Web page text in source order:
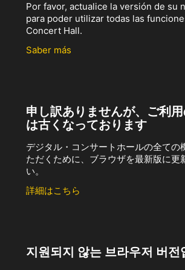
Por favor, actualice la versión de su
para poder utilizar todas las
Concert Hall.
Saber más
申し訳ありませんが、ご利
は古くなっております
デジタル・コンサートホールの全ての
ただくために、ブラウザを最新版に更
い。
詳細はこちら
지원되지 않는 브라우저 버전